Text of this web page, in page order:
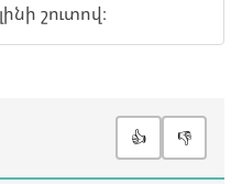
շուտով։
👍 👎